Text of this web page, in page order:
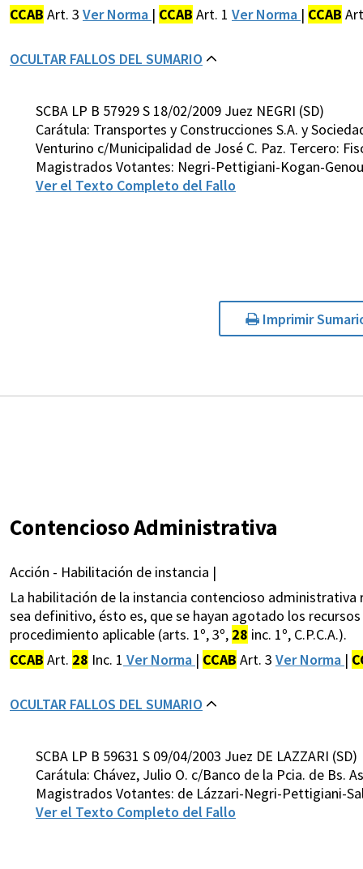
CCAB Art. 3 Ver Norma | CCAB Art. 1 Ver Norma | CCAB
OCULTAR FALLOS DEL SUMARIO
SCBA LP B 57929 S 18/02/2009 Juez NEGRI (SD)
Carátula: Transportes y Construcciones S.A. y
Venturino c/Municipalidad de José C. Paz. Tercero:
Magistrados Votantes: Negri-Pettigiani-Kogan-
Ver el Texto Completo del Fallo
Imprimir
Contencioso Administrativa
Acción - Habilitación de instancia |
La habilitación de la instancia contencioso
sea definitivo, ésto es, que se hayan agotado los
procedimiento aplicable (arts. 1º, 3º, 28 inc. 1º, C.P.C.A.).
CCAB Art. 28 Inc. 1 Ver Norma | CCAB Art. 3 Ver Norma |
OCULTAR FALLOS DEL SUMARIO
SCBA LP B 59631 S 09/04/2003 Juez DE LAZZARI (SD)
Carátula: Chávez, Julio O. c/Banco de la Pcia. de Bs.
Magistrados Votantes: de Lázzari-Negri-Pettigiani-
Ver el Texto Completo del Fallo